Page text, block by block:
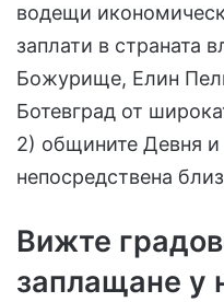
водещи
заплати в страната
Божурище, Елин
Ботевград от
2) общините Девня и
непосредствена
Вижте
заплащане у